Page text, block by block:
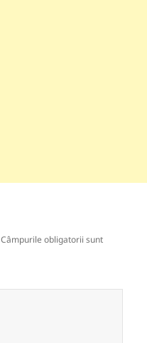
Câmpurile obligatorii sunt